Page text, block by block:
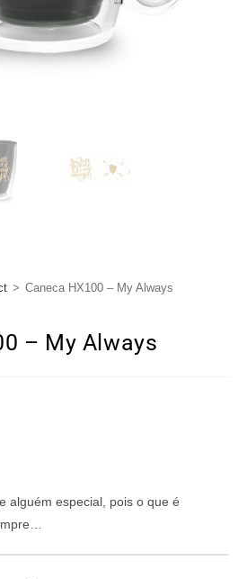
> Caneca HX100 – My Always
– My Always
alguém especial, pois o que é